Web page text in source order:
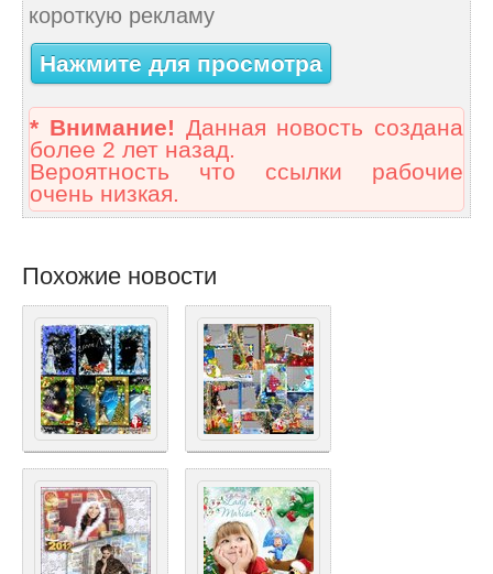
короткую рекламу
Нажмите для просмотра
* Внимание! Данная новость создана
более 2 лет назад.
Вероятность что ссылки рабочие
очень низкая.
Похожие новости